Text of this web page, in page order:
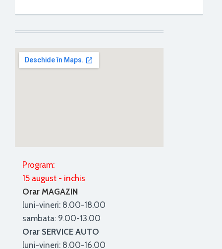
Program:
15 august - inchis
Orar MAGAZIN
luni-vineri: 8.00-18.00
sambata: 9.00-13.00
Orar SERVICE AUTO
luni-vineri: 8.00-16.00